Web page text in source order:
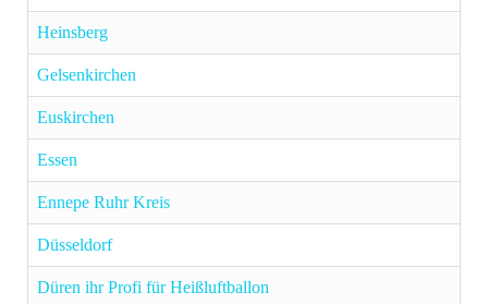
Heinsberg
Gelsenkirchen
Euskirchen
Essen
Ennepe Ruhr Kreis
Düsseldorf
Düren ihr Profi für Heißluftballon